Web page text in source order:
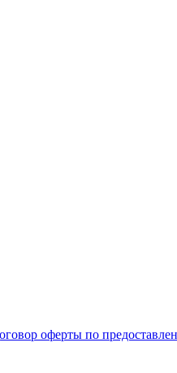
оферты по